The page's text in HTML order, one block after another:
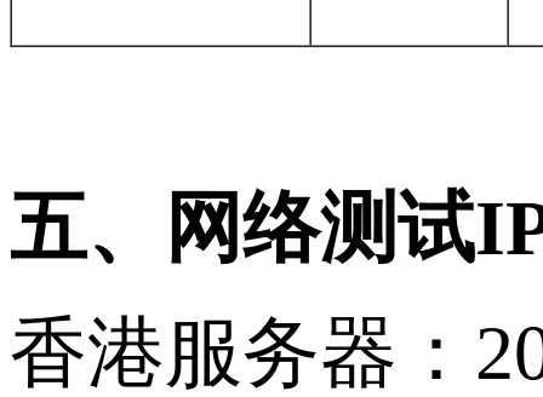
五、 网络测试
香港服务器：